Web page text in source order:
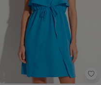
- Vestido (Azul